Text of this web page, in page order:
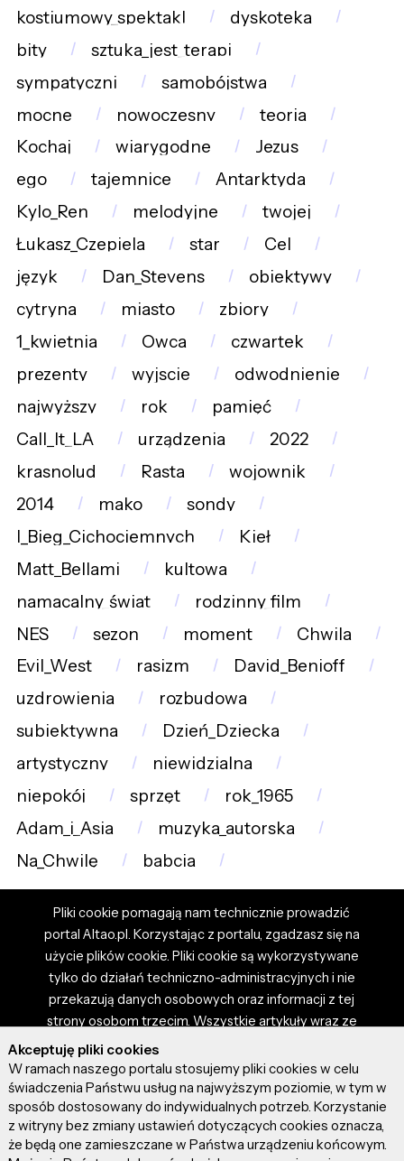
kostiumowy_spektakl
dyskoteka
bity
sztuka_jest_terapi
sympatyczni
samobójstwa
mocne
nowoczesny
teoria
Kochaj
wiarygodne
Jezus
ego
tajemnice
Antarktyda
Kylo_Ren
melodyjne
twojej
Łukasz_Czepiela
star
Cel
język
Dan_Stevens
obiektywy
cytryna
miasto
zbiory
1_kwietnia
Owca
czwartek
prezenty
wyjscie
odwodnienie
najwyższy
rok
pamięć
Call_It_LA
urządzenia
2022
krasnolud
Rasta
wojownik
2014
mako
sondy
I_Bieg_Cichociemnych
Kieł
Matt_Bellami
kultowa
namacalny_świat
rodzinny_film
NES
sezon moment
Chwila
Evil_West
rasizm
David_Benioff
uzdrowienia
rozbudowa
subiektywna
Dzień_Dziecka
artystyczny
niewidzialna
niepokój
sprzęt
rok_1965
Adam_i_Asia
muzyka_autorska
Na_Chwilę
babcia
Pliki cookie pomagają nam technicznie prowadzić
portal Altao.pl. Korzystając z portalu, zgadzasz się na
użycie plików cookie. Pliki cookie są wykorzystywane
tylko do działań techniczno-administracyjnych i nie
przekazują danych osobowych oraz informacji z tej
strony osobom trzecim. Wszystkie artykuły wraz ze
zdjęciami i materiałami dostępnymi na portalu są
własnością użytkowników. Administrator i właściciel
portalu nie ponosi odpowiedzialności za tresci
prezentowane przez autorów artykułów. Dodając
artykuł, zgadzasz się z regulaminem portalu oraz
ponosisz odpowiedzialność za wszystkie materiały
Akceptuję pliki cookies
W ramach naszego portalu stosujemy pliki cookies w celu
świadczenia Państwu usług na najwyższym poziomie, w tym w
sposób dostosowany do indywidualnych potrzeb. Korzystanie
z witryny bez zmiany ustawień dotyczących cookies oznacza,
że będą one zamieszczane w Państwa urządzeniu końcowym.